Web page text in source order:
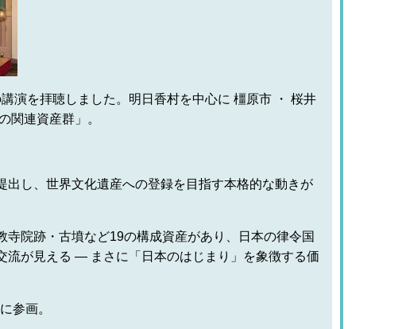
演を拝聴しました。明日香村を中心に 橿原市 ・ 桜井
関連資産群」。
出し、世界文化遺産への登録を目指す本格的な動きが
院跡・古墳など19の構成資産があり、日本の律令国
流が見える ― まさに「日本のはじまり」を象徴する価
参画。